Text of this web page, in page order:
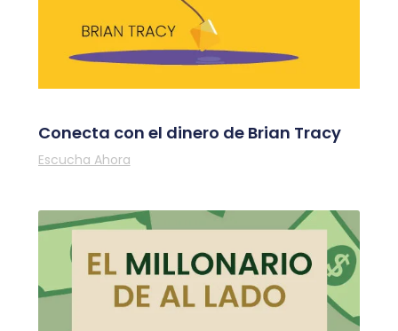
Conecta con el dinero de Brian Tracy
Escucha Ahora